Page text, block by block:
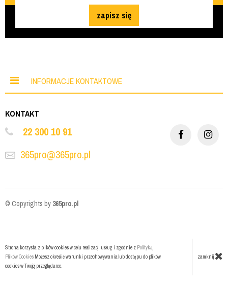
zapisz się
INFORMACJE KONTAKTOWE
KONTAKT
22 300 10 91
365pro@365pro.pl
© Copyrights by 365pro.pl
Strona korzysta z plików cookies w celu realizacji usług i zgodnie z Polityką
Plików Cookies Możesz określić warunki przechowywania lub dostępu do plików
cookies w Twojej przeglądarce.
zamknij